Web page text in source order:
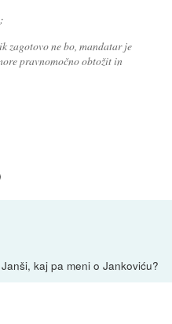
:
zagotovo ne bo, mandatar je
pravnomočno obtožit in
kaj pa meni o Jankoviću?